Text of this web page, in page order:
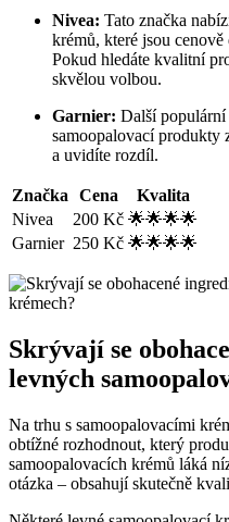
Nivea: Tato značka
krémů, které jsou
Pokud hledáte kvalitní
skvělou volbou.
Garnier: Další populární
samoopalovací produkty
a uvidíte rozdíl.
Značka Cena
Kvalita
Nivea
200 Kč 🌟🌟🌟🌟
Garnier 250 Kč 🌟🌟🌟🌟
Skrývají se
levných
Na trhu s samoopalovacími
obtížné rozhodnout, který
samoopalovacích krémů láká
otázka – obsahují skutečně